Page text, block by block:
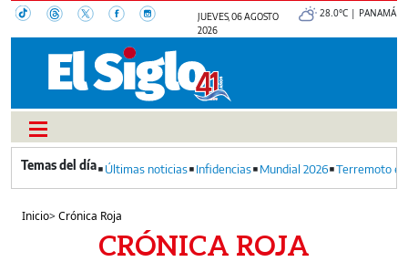
JUEVES, 06 AGOSTO
2026
28.0°C | PANAMÁ
Últimas noticias Infidencias Mundial 2026 Terremoto
Inicio>Crónica Roja
CRÓNICA ROJA